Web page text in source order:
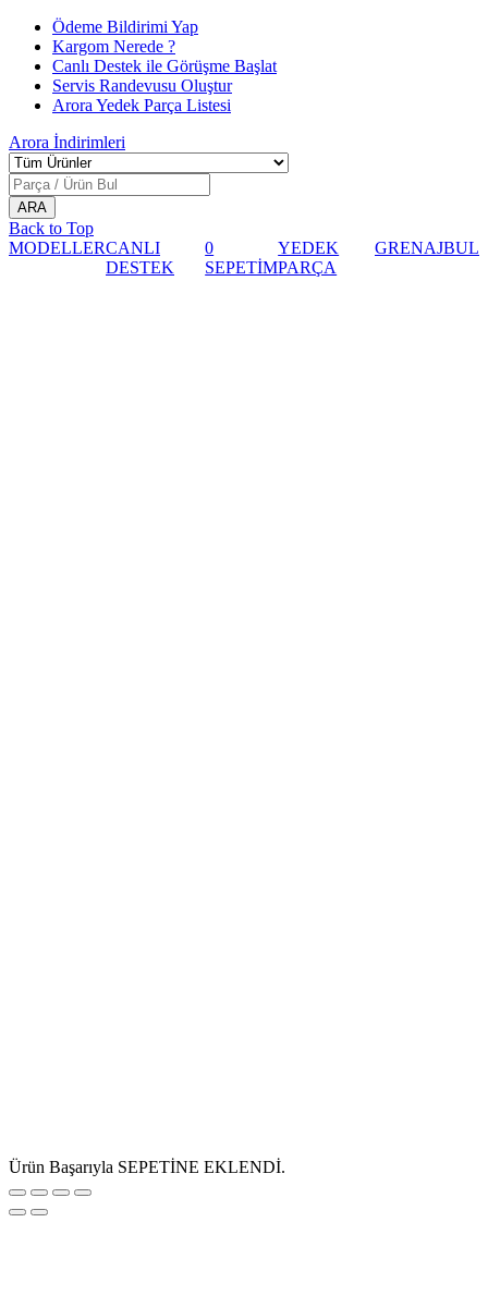
Ödeme Bildirimi Yap
Kargom Nerede ?
Canlı Destek ile Görüşme Başlat
Servis Randevusu Oluştur
Arora Yedek Parça Listesi
Arora İndirimleri
Back to Top
MODELLERCANLI
DESTEK
0
SEPETİM
YEDEK
PARÇA
GRENAJBUL
Ürün Başarıyla SEPETİNE EKLENDİ.